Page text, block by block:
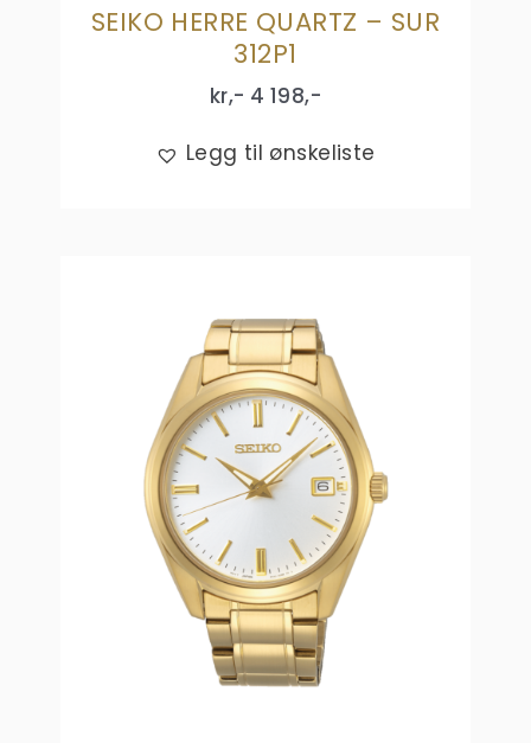
SEIKO HERRE QUARTZ – SUR
312P1
kr,- 4 198,-
Legg til ønskeliste